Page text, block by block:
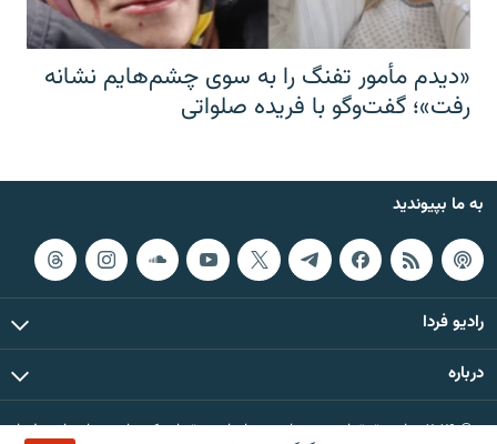
«دیدم مأمور تفنگ را به سوی چشم‌هایم نشانه
رفت»؛ گفت‌و‌گو با فریده صلواتی
به ما بپیوندید
رادیو فردا
درباره
© ۲۰۲۶ تمام حقوق این وب‌سایت، بر اساس مقررات کپی‌رایت، برای رادیو فردا